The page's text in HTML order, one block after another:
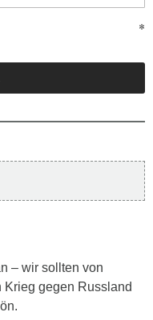
– wir sollten von
Krieg gegen Russland